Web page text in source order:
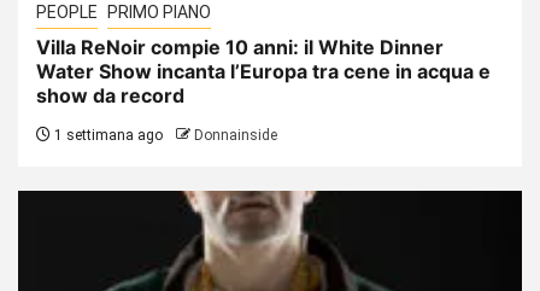
PEOPLE PRIMO PIANO
Villa ReNoir compie 10 anni: il White Dinner
Water Show incanta l’Europa tra cene in acqua e
show da record
1 settimana ago Donnainside